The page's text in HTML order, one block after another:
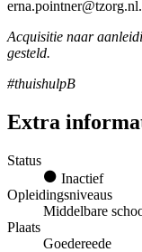
erna.pointner@tzorg.nl.
Acquisitie naar
gesteld.
#thuishulpB
Extra
Status
Inactief
Opleidingsniveaus
Middelbare
Plaats
Goedereede